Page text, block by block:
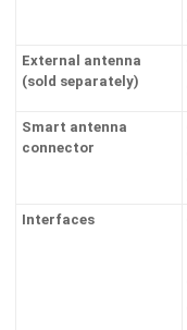
External antenna
(sold separately)
Smart antenna
connector
Interfaces